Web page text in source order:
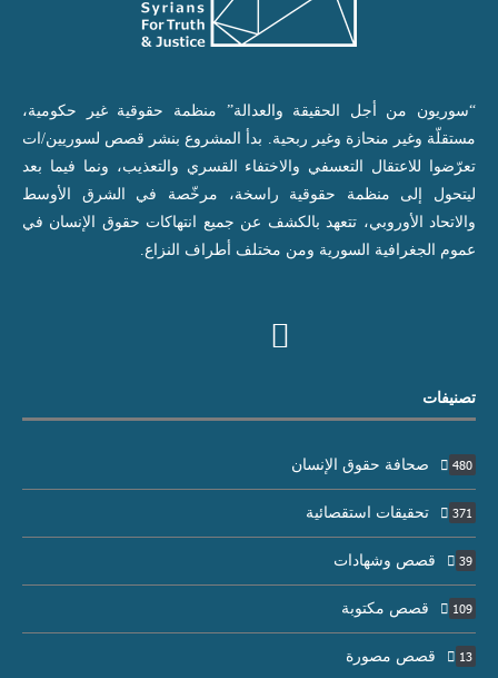
“سوريون من أجل الحقيقة والعدالة” منظمة حقوقية غير حكومية،
مستقلّة وغير منحازة وغير ربحية. بدأ المشروع بنشر قصص لسوريين/ات
تعرّضوا للاعتقال التعسفي والاختفاء القسري والتعذيب، ونما فيما بعد
ليتحول إلى منظمة حقوقية راسخة، مرخّصة في الشرق الأوسط
والاتحاد الأوروبي، تتعهد بالكشف عن جميع انتهاكات حقوق الإنسان في
عموم الجغرافية السورية ومن مختلف أطراف النزاع.
تصنيفات
صحافة حقوق الإنسان 480
تحقيقات استقصائية 371
قصص وشهادات 39
قصص مكتوبة 109
قصص مصورة 13